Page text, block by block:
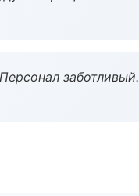
заботливый.